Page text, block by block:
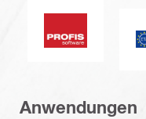
PROFIS
Anwendungen